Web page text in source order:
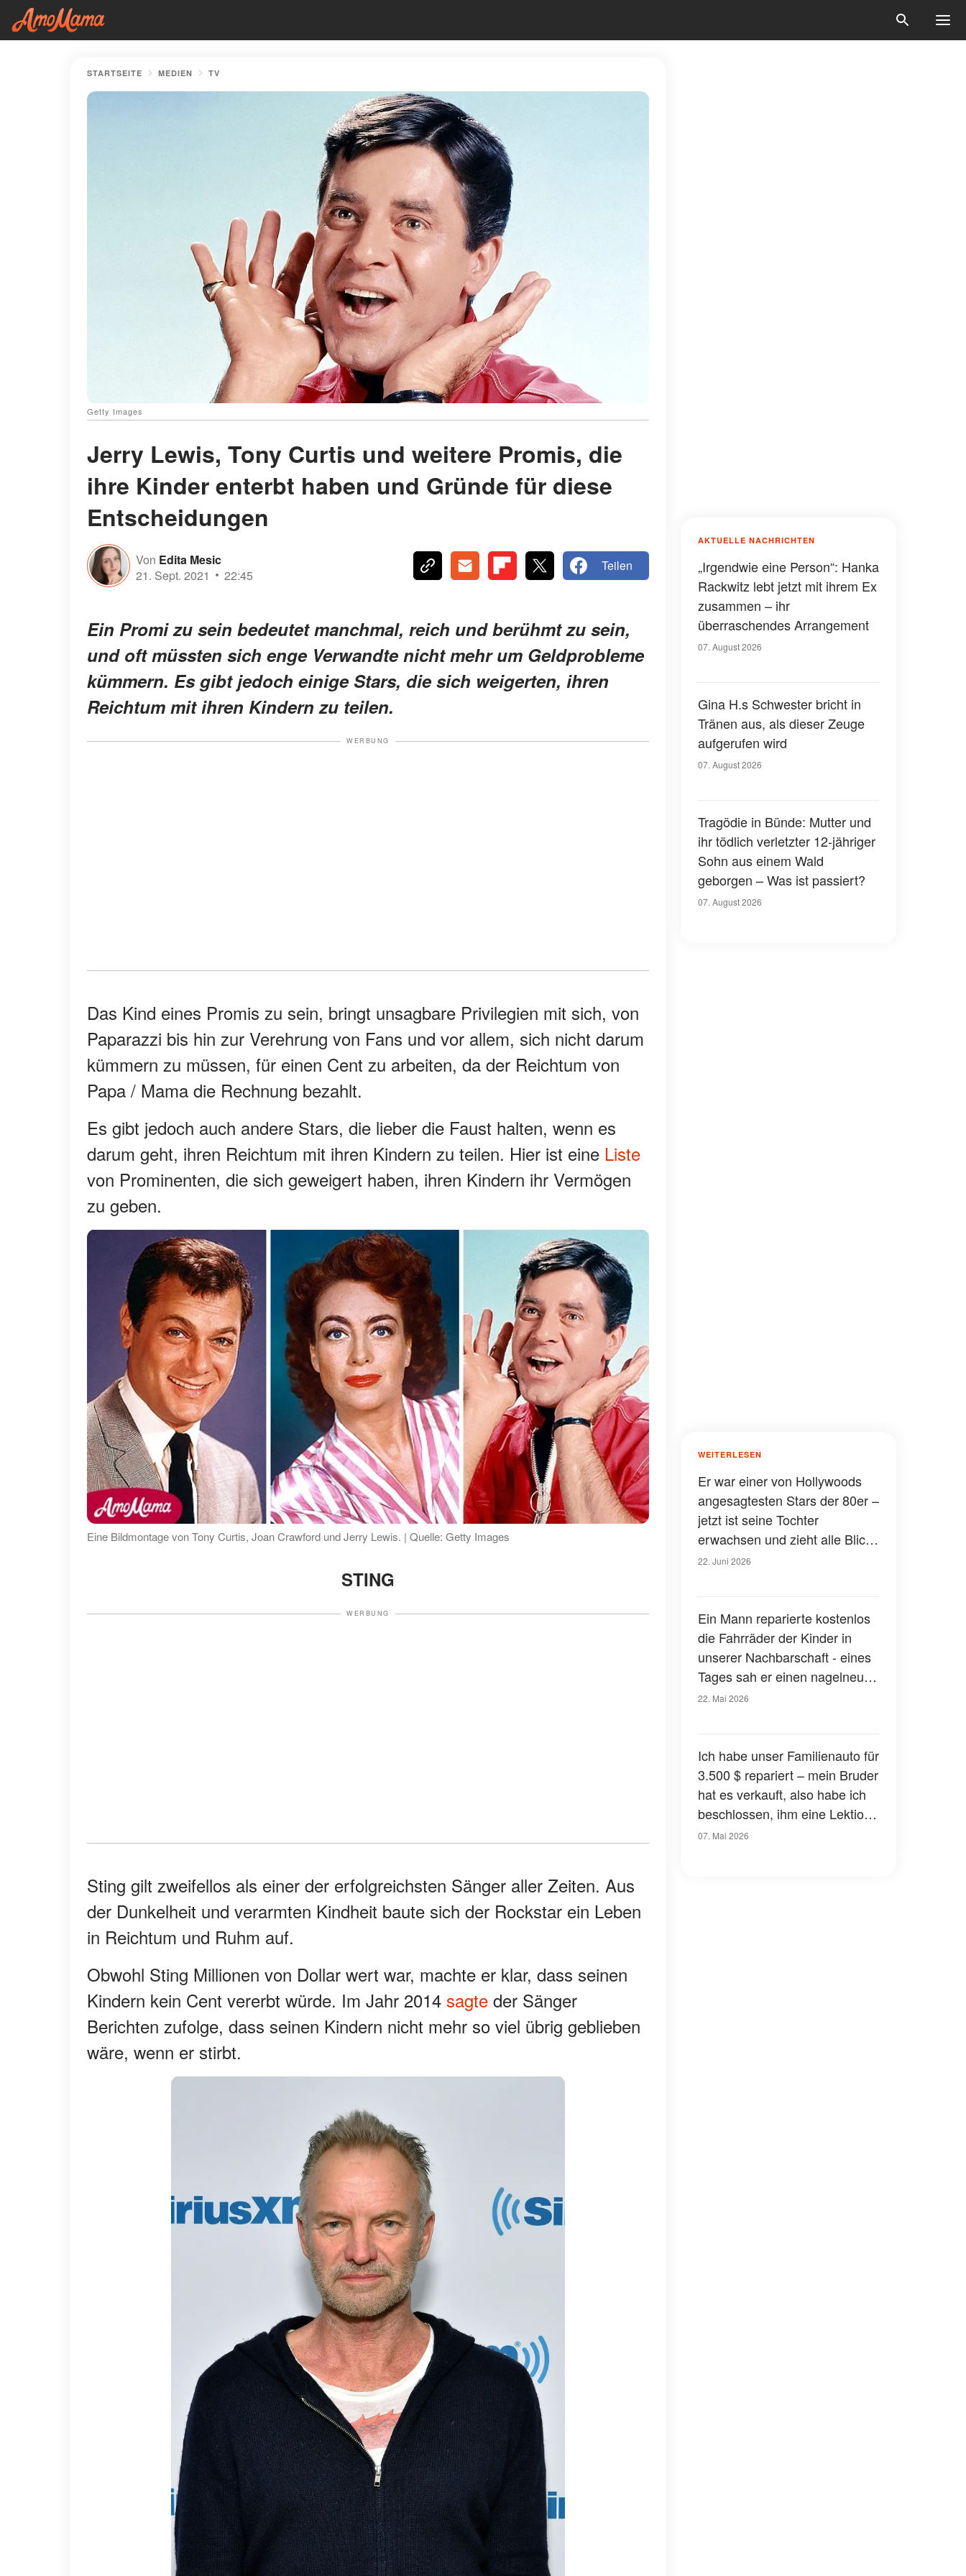
STARTSEITE MEDIEN TV
Getty Images
Jerry Lewis, Tony Curtis und weitere Promis, die
ihre Kinder enterbt haben und Gründe für diese
Entscheidungen
Von Edita Mesic
21. Sept. 2021
22:45
Teilen
Ein Promi zu sein bedeutet manchmal, reich und berühmt zu sein,
und oft müssten sich enge Verwandte nicht mehr um Geldprobleme
kümmern. Es gibt jedoch einige Stars, die sich weigerten, ihren
Reichtum mit ihren Kindern zu teilen.
WERBUNG
Das Kind eines Promis zu sein, bringt unsagbare Privilegien mit sich, von
Paparazzi bis hin zur Verehrung von Fans und vor allem, sich nicht darum
kümmern zu müssen, für einen Cent zu arbeiten, da der Reichtum von
Papa / Mama die Rechnung bezahlt.
Es gibt jedoch auch andere Stars, die lieber die Faust halten, wenn es
darum geht, ihren Reichtum mit ihren Kindern zu teilen. Hier ist eine Liste
von Prominenten, die sich geweigert haben, ihren Kindern ihr Vermögen
zu geben.
Eine Bildmontage von Tony Curtis, Joan Crawford und Jerry Lewis. | Quelle: Getty Images
STING
WERBUNG
Sting gilt zweifellos als einer der erfolgreichsten Sänger aller Zeiten. Aus
der Dunkelheit und verarmten Kindheit baute sich der Rockstar ein Leben
in Reichtum und Ruhm auf.
Obwohl Sting Millionen von Dollar wert war, machte er klar, dass seinen
Kindern kein Cent vererbt würde. Im Jahr 2014 sagte der Sänger
Berichten zufolge, dass seinen Kindern nicht mehr so ​​viel übrig geblieben
wäre, wenn er stirbt.
AKTUELLE NACHRICHTEN
„Irgendwie eine Person“: Hanka
Rackwitz lebt jetzt mit ihrem Ex
zusammen – ihr
überraschendes Arrangement
07. August 2026
Gina H.s Schwester bricht in
Tränen aus, als dieser Zeuge
aufgerufen wird
07. August 2026
Tragödie in Bünde: Mutter und
ihr tödlich verletzter 12-jähriger
Sohn aus einem Wald
geborgen – Was ist passiert?
07. August 2026
WEITERLESEN
Er war einer von Hollywoods
angesagtesten Stars der 80er –
jetzt ist seine Tochter
erwachsen und zieht alle Blicke
auf sich – Fotos
22. Juni 2026
Ein Mann reparierte kostenlos
die Fahrräder der Kinder in
unserer Nachbarschaft - eines
Tages sah er einen nagelneuen
Pickup vor seinem Haus
22. Mai 2026
Ich habe unser Familienauto für
3.500 $ repariert – mein Bruder
hat es verkauft, also habe ich
beschlossen, ihm eine Lektion
zu erteilen
07. Mai 2026